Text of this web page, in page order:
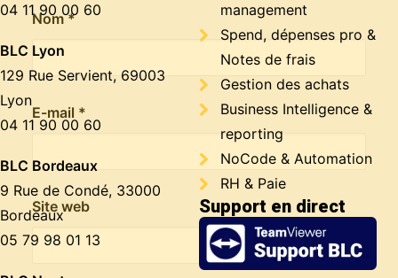
Nom*
E-mail *
Site web
04 11 90 00 60
BLC Lyon
129 Rue Servient, 69003
Lyon
04 11 90 00 60
BLC Bordeaux
9 Rue de Condé, 33000
Bordeaux
05 79 98 01 13
management
Spend, dépenses pro &
Notes de frais
Gestion des achats
Business Intelligence &
reporting
NoCode & Automation
RH & Paie
Support en direct